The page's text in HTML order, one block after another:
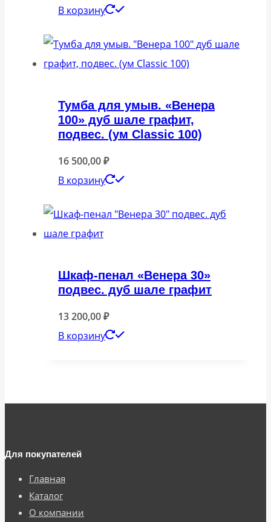
В корзину
Тумба для умыв. «Венера
100» дуб шале графит,
подвес. (ум Classic 100)
16 500,00₽
В корзину
Шкаф-пенал «Венера 30»
подвес. дуб шале графит
13 200,00₽
В корзину
Для покупателей
Главная
Каталог
О компании